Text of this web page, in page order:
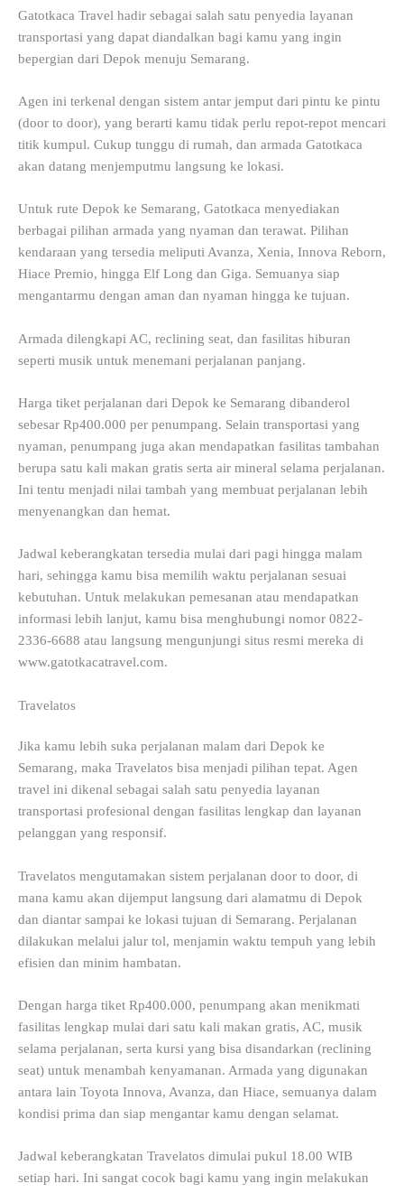
Gatotkaca Travel hadir sebagai salah satu penyedia layanan
transportasi yang dapat diandalkan bagi kamu yang ingin
bepergian dari Depok menuju Semarang.
Agen ini terkenal dengan sistem antar jemput dari pintu ke pintu
(door to door), yang berarti kamu tidak perlu repot-repot mencari
titik kumpul. Cukup tunggu di rumah, dan armada Gatotkaca
akan datang menjemputmu langsung ke lokasi.
Untuk rute Depok ke Semarang, Gatotkaca menyediakan
berbagai pilihan armada yang nyaman dan terawat. Pilihan
kendaraan yang tersedia meliputi Avanza, Xenia, Innova Reborn,
Hiace Premio, hingga Elf Long dan Giga. Semuanya siap
mengantarmu dengan aman dan nyaman hingga ke tujuan.
Armada dilengkapi AC, reclining seat, dan fasilitas hiburan
seperti musik untuk menemani perjalanan panjang.
Harga tiket perjalanan dari Depok ke Semarang dibanderol
sebesar Rp400.000 per penumpang. Selain transportasi yang
nyaman, penumpang juga akan mendapatkan fasilitas tambahan
berupa satu kali makan gratis serta air mineral selama perjalanan.
Ini tentu menjadi nilai tambah yang membuat perjalanan lebih
menyenangkan dan hemat.
Jadwal keberangkatan tersedia mulai dari pagi hingga malam
hari, sehingga kamu bisa memilih waktu perjalanan sesuai
kebutuhan. Untuk melakukan pemesanan atau mendapatkan
informasi lebih lanjut, kamu bisa menghubungi nomor 0822-
2336-6688 atau langsung mengunjungi situs resmi mereka di
www.gatotkacatravel.com.
Travelatos
Jika kamu lebih suka perjalanan malam dari Depok ke
Semarang, maka Travelatos bisa menjadi pilihan tepat. Agen
travel ini dikenal sebagai salah satu penyedia layanan
transportasi profesional dengan fasilitas lengkap dan layanan
pelanggan yang responsif.
Travelatos mengutamakan sistem perjalanan door to door, di
mana kamu akan dijemput langsung dari alamatmu di Depok
dan diantar sampai ke lokasi tujuan di Semarang. Perjalanan
dilakukan melalui jalur tol, menjamin waktu tempuh yang lebih
efisien dan minim hambatan.
Dengan harga tiket Rp400.000, penumpang akan menikmati
fasilitas lengkap mulai dari satu kali makan gratis, AC, musik
selama perjalanan, serta kursi yang bisa disandarkan (reclining
seat) untuk menambah kenyamanan. Armada yang digunakan
antara lain Toyota Innova, Avanza, dan Hiace, semuanya dalam
kondisi prima dan siap mengantar kamu dengan selamat.
Jadwal keberangkatan Travelatos dimulai pukul 18.00 WIB
setiap hari. Ini sangat cocok bagi kamu yang ingin melakukan